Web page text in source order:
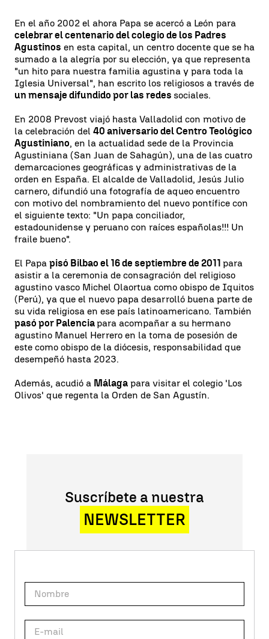
En el año 2002 el ahora Papa se acercó a León para
celebrar el centenario del colegio de los Padres
Agustinos en esta capital, un centro docente que se ha
sumado a la alegría por su elección, ya que representa
"un hito para nuestra familia agustina y para toda la
Iglesia Universal", han escrito los religiosos a través de
un mensaje difundido por las redes sociales.
En 2008 Prevost viajó hasta Valladolid con motivo de
la celebración del 40 aniversario del Centro Teológico
Agustiniano, en la actualidad sede de la Provincia
Agustiniana (San Juan de Sahagún), una de las cuatro
demarcaciones geográficas y administrativas de la
orden en España. El alcalde de Valladolid, Jesús Julio
carnero, difundió una fotografía de aqueo encuentro
con motivo del nombramiento del nuevo pontífice con
el siguiente texto: "Un papa conciliador,
estadounidense y peruano con raíces españolas!!! Un
fraile bueno".
El Papa pisó Bilbao el 16 de septiembre de 2011 para
asistir a la ceremonia de consagración del religioso
agustino vasco Michel Olaortua como obispo de Iquitos
(Perú), ya que el nuevo papa desarrolló buena parte de
su vida religiosa en ese país latinoamericano. También
pasó por Palenciapara acompañar a su hermano
agustino Manuel Herrero en la toma de posesión de
este como obispo de la diócesis, responsabilidad que
desempeñó hasta 2023.
Además, acudió a Málaga para visitar el colegio 'Los
Olivos' que regenta la Orden de San Agustín.
Suscríbete a nuestra
NEWSLETTER